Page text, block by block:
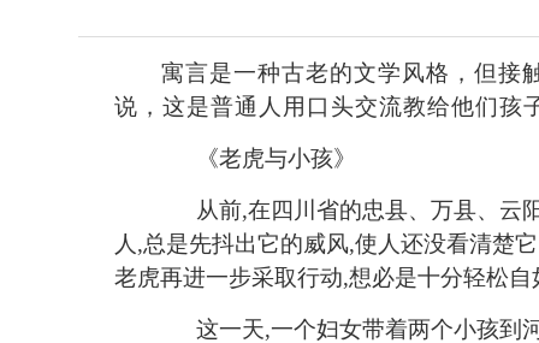
寓言是一种古老的文学风格，但接
说，这是普通人用口头交流教给他们孩
《老虎与小孩》
从前,在四川省的忠县、万县、云
人,总是先抖出它的威风,使人还没看清楚
老虎再进一步采取行动,想必是十分轻松自
这一天,一个妇女带着两个小孩到